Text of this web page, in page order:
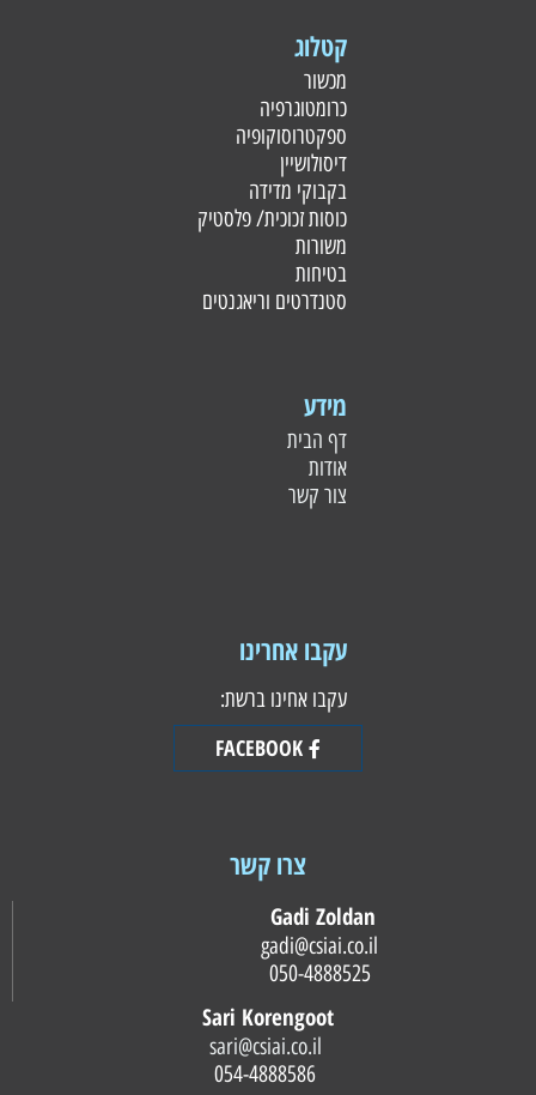
קטלוג
מכשור
כרומטוגרפיה
ספקטרוסוקופיה
דיסולושיין
בקבוקי מדידה
כוסות זכוכית/ פלסטיק
משורות
בטיחות
סטנדרטים וריאגנטים
מידע
דף הבית
אודות
צור קשר
עקבו אחרינו
עקבו אחינו ברשת:
FACEBOOK
צרו קשר
Gadi Zoldan
Sari Korengoot
sari@csiai.co.il